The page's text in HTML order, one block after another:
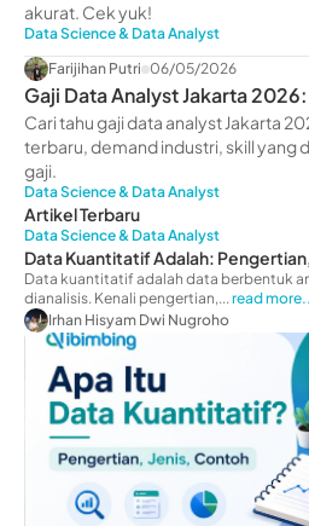
akurat. Cek yuk!
Data Science & Data Analyst
Farijihan Putri 06/05/2026
Gaji Data Analyst Jakarta
Prospek Karier
Cari tahu gaji data analyst Jakarta
terbaru, demand industri, skill yang
gaji.
Data Science & Data Analyst
Artikel Terbaru
Data Science & Data Analyst
Data Kuantitatif Adalah:
Data kuantitatif adalah data berbentuk
dianalisis. Kenali pengertian,...read
Irhan Hisyam Dwi Nugroho